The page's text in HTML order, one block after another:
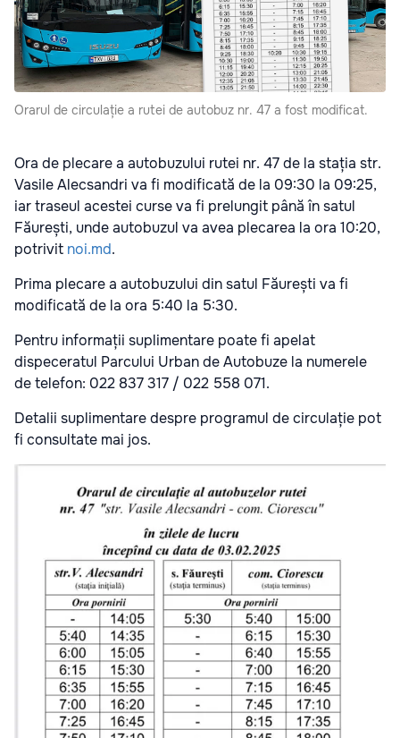
Orarul de circulație a rutei de autobuz nr. 47 a fost modificat.
Ora de plecare a autobuzului rutei nr. 47 de la stația str.
Vasile Alecsandri va fi modificată de la 09:30 la 09:25,
iar traseul acestei curse va fi prelungit până în satul
Făurești, unde autobuzul va avea plecarea la ora 10:20,
potrivit noi.md.
Prima plecare a autobuzului din satul Făurești va fi
modificată de la ora 5:40 la 5:30.
Pentru informații suplimentare poate fi apelat
dispeceratul Parcului Urban de Autobuze la numerele
de telefon: 022 837 317 / 022 558 071.
Detalii suplimentare despre programul de circulație pot
fi consultate mai jos.